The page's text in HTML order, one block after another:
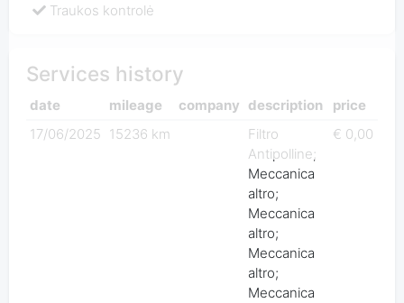
Traukos kontrolė
Services history
date mileage company description
price
17/06/2025 15236 km
Filtro
Antipolline;
Meccanica
altro;
Meccanica
altro;
Meccanica
altro;
Meccanica
€ 0,00